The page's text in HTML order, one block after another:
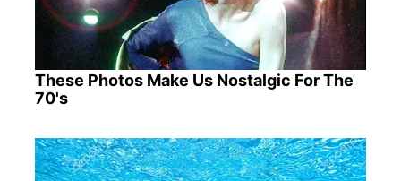
These Photos Make Us Nostalgic For The
70's